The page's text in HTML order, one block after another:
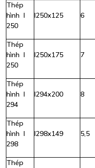
Thép
hình I
250
I250x125 6
Thép
hình I
250
I250x175 7
Thép
hình I
294
I294x200 8
Thép
hình I
298
I298x149 5,5
Thép